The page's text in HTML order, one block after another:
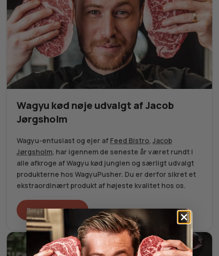
Wagyu kød nøje udvalgt af Jacob
Jørgsholm
Wagyu-entusiast og ejer af Feed Bistro, Jacob
Jørgsholm, har igennem de seneste år været rundt i
alle afkroge af Wagyu kød junglen og særligt udvalgt
produkterne hos WagyuPusher. Du er derfor sikret et
ekstraordinært produkt af højeste kvalitet hos os.
Se vores udvalg